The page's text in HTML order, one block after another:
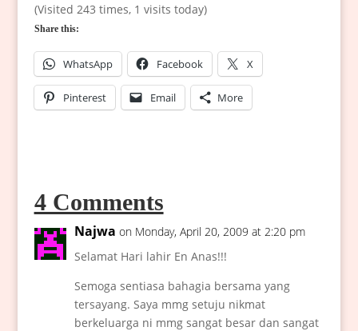
(Visited 243 times, 1 visits today)
Share this:
WhatsApp Facebook X
Pinterest Email More
4 Comments
Najwa on Monday, April 20, 2009 at 2:20 pm
Selamat Hari lahir En Anas!!!
Semoga sentiasa bahagia bersama yang
tersayang. Saya mmg setuju nikmat
berkeluarga ni mmg sangat besar dan sangat